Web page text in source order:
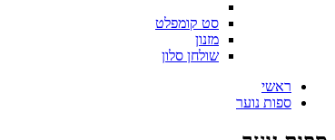
סט קומפלט
מזנון
שולחן סלון
ראשי
ספות נוער